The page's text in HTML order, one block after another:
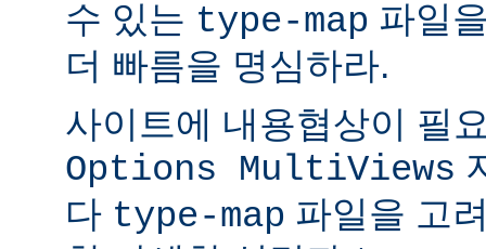
수 있는 type-map 파일
더 빠름을 명심하라.
사이트에 내용협상이 필
Options MultiViews
다 type-map 파일을 고